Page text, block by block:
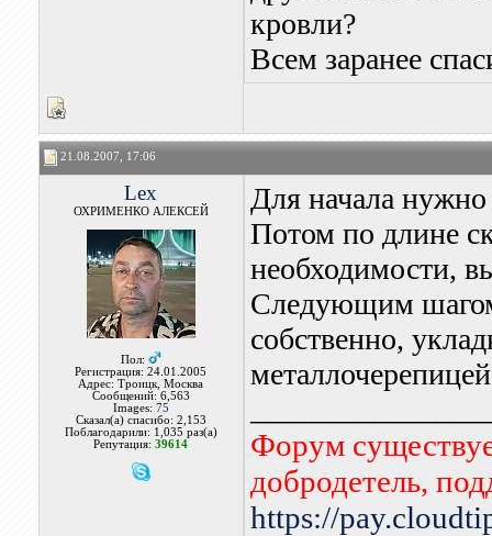
кровли?
Всем заранее
21.08.2007, 17:06
Lex
ОХРИМЕНКО АЛЕКСЕЙ
Пол:
Регистрация: 24.01.2005
Адрес: Троицк, Москва
Сообщений: 6,563
Images: 75
Сказал(а) спасибо: 2,153
Поблагодарили: 1,035 раз(а)
Репутация:39614
Для начала нужно
Потом по длине
необходимости,
Следующим
собственно,
Форум
добродетель,
https://